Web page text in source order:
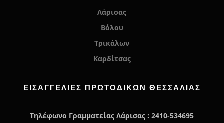
Λάρισας
Βόλου
Τρικάλων
Καρδίτσας
ΕΙΣΑΓΓΕΛΊΕΣ ΠΡΩΤΟΔΙΚΏΝ ΘΕΣΣΑΛΙΑΣ
Τηλέφωνο Γραμματείας Λάρισας : 2410-534695